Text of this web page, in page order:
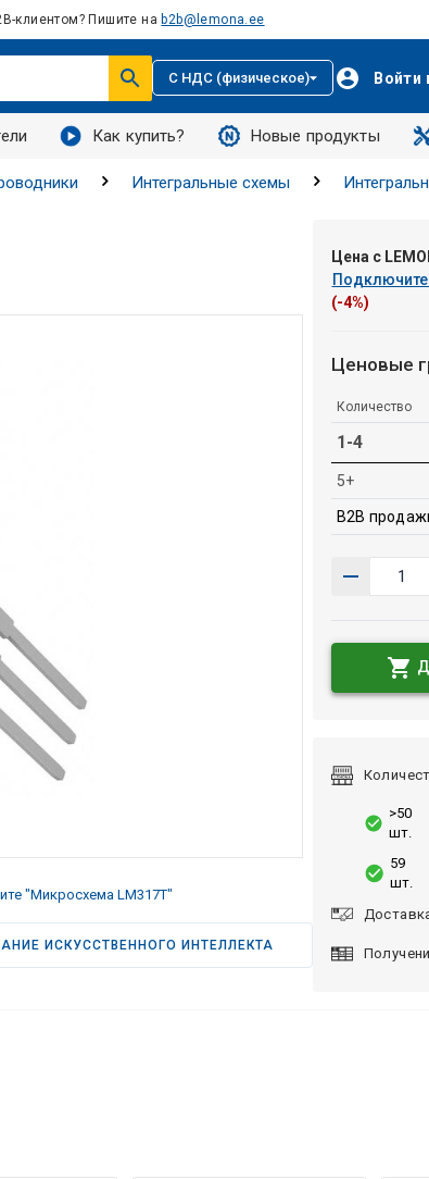
клиентом? Пишите на b2b@lemona.ee
С НДС (физическое) Войти
Как купить? Новые продукты
Интегральные схемы
"Микросхема LM317T"
ИСКУССТВЕННОГО ИНТЕЛЛЕКТА
Цена с
(-4%)
Ценовые
Количество
1-4
5+
B2B
>50
шт.
59
шт.